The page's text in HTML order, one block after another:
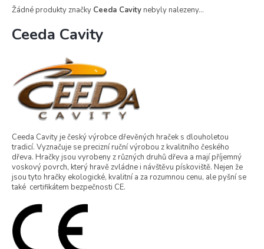
Ceeda Cavity
Ceeda Cavity je český výrobce dřevěných hraček s dlouholetou
tradicí. Vyznačuje se precizní ruční výrobou z kvalitního českého
dřeva. Hračky jsou vyrobeny z různých druhů dřeva a mají příjemný
voskový povrch, který hravě zvládne i návštěvu pískoviště. Nejen že
jsou tyto hračky ekologické, kvalitní a za rozumnou cenu, ale pyšní se
také certifikátem bezpečnosti CE.
Žádné produkty značky Ceeda Cavity nebyly nalezeny...